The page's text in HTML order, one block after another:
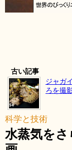
古い記事
ジャガ
ろを撮
科学と技術
水蒸気を